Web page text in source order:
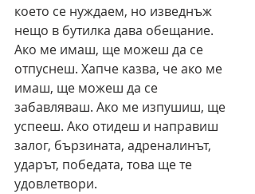
което се нуждаем, но изведнъж
нещо в бутилка дава обещание.
Ако ме имаш, ще можеш да се
отпуснеш. Хапче казва, че ако ме
имаш, ще можеш да се
забавляваш. Ако ме изпушиш, ще
успееш. Ако отидеш и направиш
залог, бързината, адреналинът,
ударът, победата, това ще те
удовлетвори.